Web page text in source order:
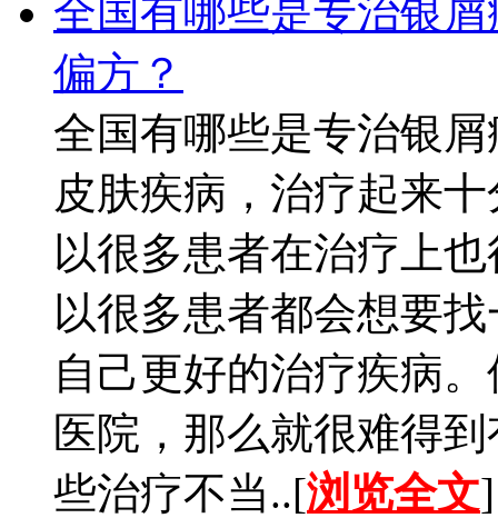
全国有哪些是专治银
偏方？
全国有哪些是专治银
皮肤疾病，治疗起来
以很多患者在治疗上
以很多患者都会想要
自己更好的治疗疾病
医院，那么就很难得
些治疗不当..[浏览全文]